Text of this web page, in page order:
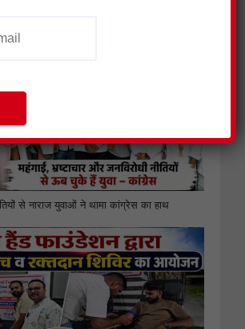
से नाराज युवाओं ने थामा कांग्रेस का हाथ